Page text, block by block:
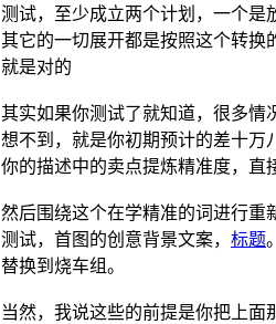
测试，至少成立两个计划，一个是
其它的一切展开都是按照这个转换
就是对的
其实如果你测试了就知道，很多情
想不到，就是你初期预计的差十万
你的描述中的卖点提炼精准度，直
然后围绕这个在学精准的词进行重
测试，首图的创意背景文案， 标题
替换到烧车组。
当然，我说这些的前提是你把上